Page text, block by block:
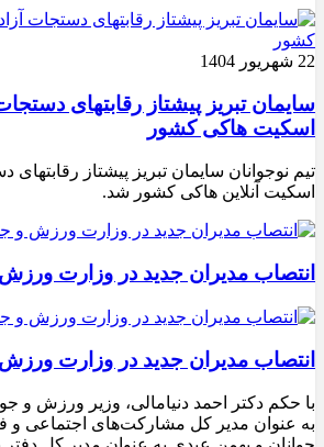
22 شهریور 1404
سایمان تبریز پیشتاز رقابتهای
اسکیت هاکی کشور
تیم نوجوانان سایمان تبریز پیشتاز رقابتهای
اسکیت آنلاین هاکی کشور شد.
انتصاب مدیران جدید در وزارت
انتصاب مدیران جدید در وزارت
با حکم دکتر احمد دنیامالی، وزیر ورزش و
به عنوان مدیر کل مشارکت‌های اجتماعی و